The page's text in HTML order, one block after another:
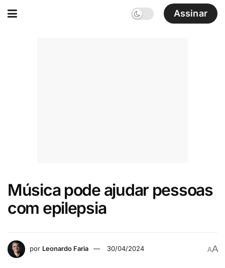
Assinar
Música pode ajudar pessoas
com epilepsia
por Leonardo Faria 30/04/2024 AA